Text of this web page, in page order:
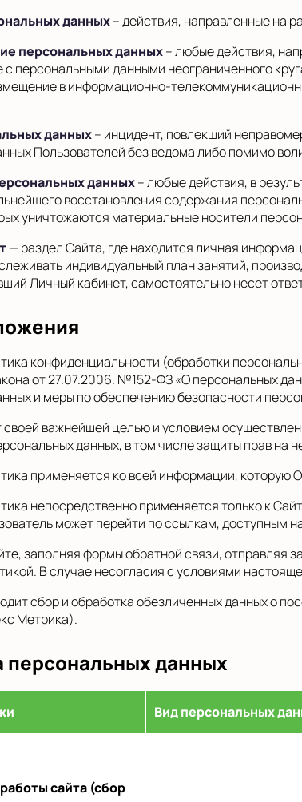
данных– действия, направленные на
персональных данных– любые действия,
с персональными данными неограниченного
в информационно-
данных– инцидент, повлекший
Пользователей без ведома либо помимо
данных– любые действия, в
восстановления содержания
уничтожаются материальные носители
— раздел Сайта, где находится личная
индивидуальный план занятий,
Личный кабинет, самостоятельно несет
конфиденциальности (обработки
от 27.07.2006. №152-ФЗ «О персональных
и меры по обеспечению безопасности
важнейшей целью и условием
данных, в том числе защиты прав
применяется ко всей информации, которую
непосредственно применяется только к
может перейти по ссылкам, доступным
заполняя формы обратной связи, отправляя
В случае несогласия с условиями
сбор и обработка обезличенных данных о
Метрика).
персональных данных
Вид персональных
сайта (сбор